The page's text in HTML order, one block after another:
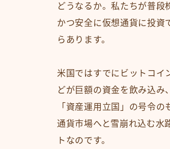
どうなるか。私たちが普段
かつ安全に仮想通貨に投資
らあります。
米国ではすでにビットコイ
どが巨額の資金を飲み込み
「資産運用立国」の号令
通貨市場へと雪崩れ込む水
トなのです。